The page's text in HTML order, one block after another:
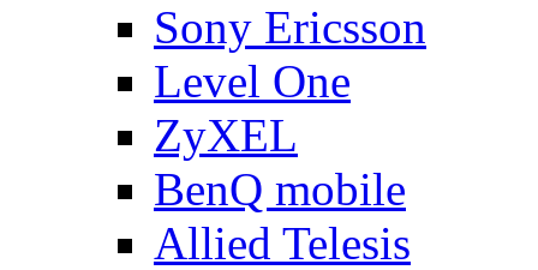
Sony Ericsson
Level One
ZyXEL
BenQ mobile
Allied Telesis